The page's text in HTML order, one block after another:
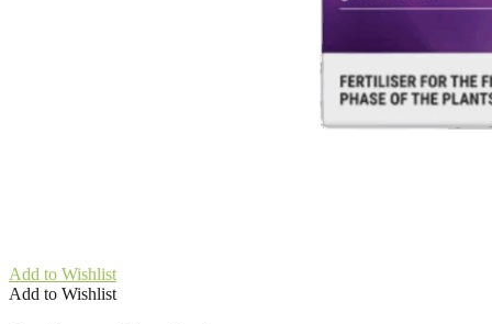
Add to Wishlist
Add to Wishlist